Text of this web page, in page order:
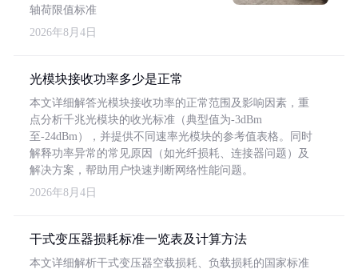
轴荷限值标准
2026年8月4日
光模块接收功率多少是正常
本文详细解答光模块接收功率的正常范围及影响因素，重
点分析千兆光模块的收光标准（典型值为-3dBm
至-24dBm），并提供不同速率光模块的参考值表格。同时
解释功率异常的常见原因（如光纤损耗、连接器问题）及
解决方案，帮助用户快速判断网络性能问题。
2026年8月4日
干式变压器损耗标准一览表及计算方法
本文详细解析干式变压器空载损耗、负载损耗的国家标准